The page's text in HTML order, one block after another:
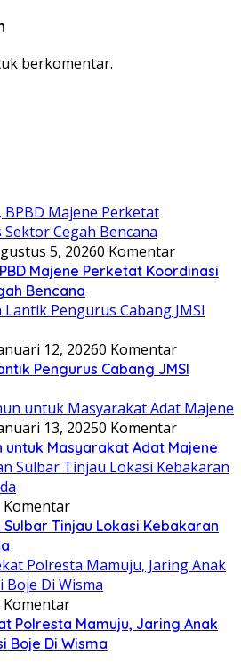
berkomentar.
5, 20260 Komentar
Majene Perketat Koordinasi
Bencana
12, 20260 Komentar
Pengurus Cabang JMSI
13, 20250 Komentar
untuk Masyarakat Adat Majene
Komentar
Sulbar Tinjau Lokasi Kebakaran
Komentar
Polresta Mamuju, Jaring Anak
Boje Di Wisma